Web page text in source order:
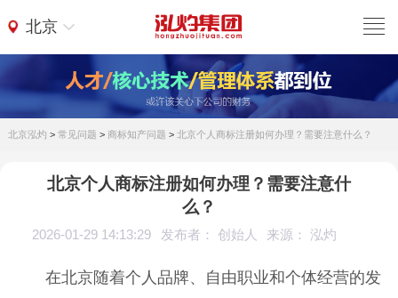
北京
北京泓灼 > 常见问题 > 商标知产问题 > 北京个人商标注册如何办理？需要注意什么？
北京个人商标注册如何办理？需要注意什
么？
2026-01-29 14:13:29 发布者： 创始人 来源： 泓灼
在北京随着个人品牌、自由职业和个体经营的发